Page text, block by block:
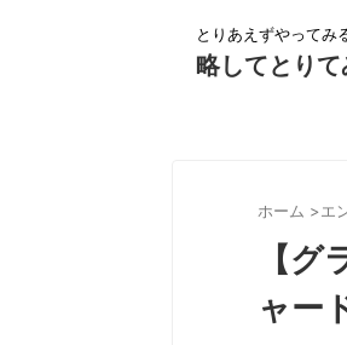
とりあえずやってみ
略してとりて
ホーム >エ
【
ャー